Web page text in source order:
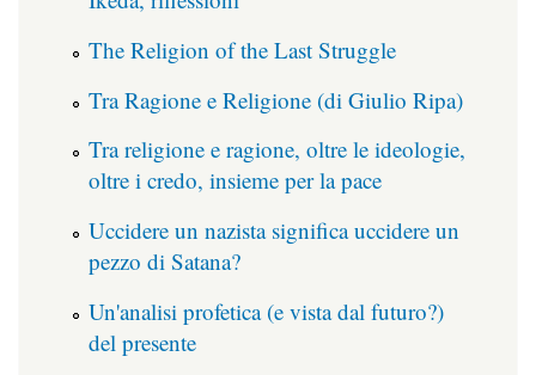
The Religion of the Last Struggle
Tra Ragione e Religione (di Giulio Ripa)
Tra religione e ragione, oltre le ideologie,
oltre i credo, insieme per la pace
Uccidere un nazista significa uccidere un
pezzo di Satana?
Un'analisi profetica (e vista dal futuro?)
del presente